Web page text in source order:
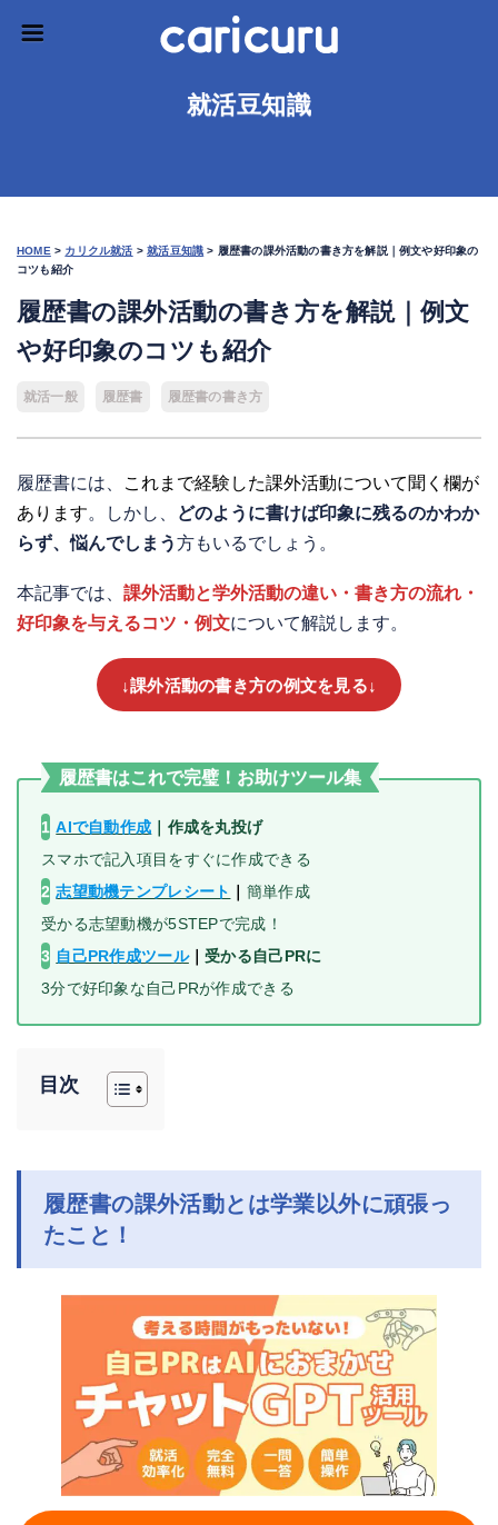
就活豆知識
HOME > カリクル就活 >就活豆知識 > 履歴書の課外活動の書き方を解説｜例文や好印象の
コツも紹介
履歴書の課外活動の書き方を解説｜例文
や好印象のコツも紹介
就活一般 履歴書 履歴書の書き方
履歴書には、
これまで経験した課外活動について聞く欄が
あります。しかし、
どのように書けば印象に残るのかわか
らず、悩んでしまう方もいるでしょう。
本記事では、 課外活動と学外活動の違い・書き方の流れ・
好印象を与えるコツ・例文について解説します。
↓課外活動の書き方の例文を見る↓
履歴書はこれで完璧！お助けツール集
1 AIで自動作成 ｜ 作成を丸投げ
スマホで記入項目をすぐに作成できる
2 志望動機テンプレシート ｜ 簡単作成
受かる志望動機が5STEPで完成！
3 自己PR作成ツール｜受かる自己PRに
3分で好印象な自己PRが作成できる
目次
履歴書の課外活動とは学業以外に頑張っ
たこと！